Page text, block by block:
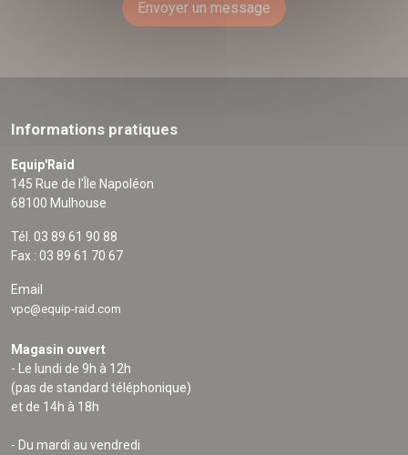
Envoyer un message
Informations pratiques
Equip'Raid
145 Rue de l'Île Napoléon
68100 Mulhouse
Tél. 03 89 61 90 88
Fax : 03 89 61 70 67
Email
vpc@equip-raid.com
Magasin ouvert
- Le lundi de 9h à 12h
(pas de standard téléphonique)
et de 14h à 18h
- Du mardi au vendredi